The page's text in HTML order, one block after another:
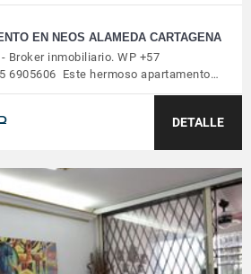
EN NEOS ALAMEDA CARTAGENA
Broker inmobiliario. WP +57
6905606 Este hermoso apartamento…
DETALLE